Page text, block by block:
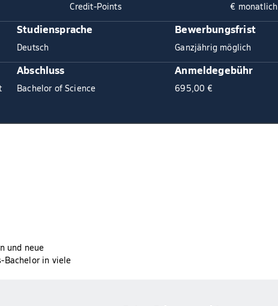
Credit-Points € monatlich
Studiensprache
Deutsch
Bewerbungsfrist
Ganzjährig möglich
Abschluss
Bachelor of Science
Anmeldegebühr
695,00 €
und neue
Bachelor in viele